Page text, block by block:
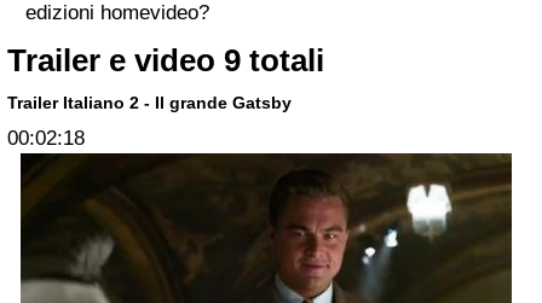
edizioni homevideo?
Trailer e video 9 totali
Trailer Italiano 2 - Il grande Gatsby
00:02:18